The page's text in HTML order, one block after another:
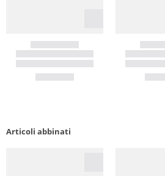
Articoli abbinati